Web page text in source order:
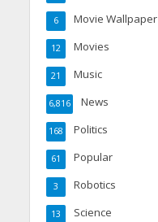
Movie Wallpaper
6
Movies
12
Music
21
News
6,816
Politics
168
Popular
61
Robotics
3
Science
13